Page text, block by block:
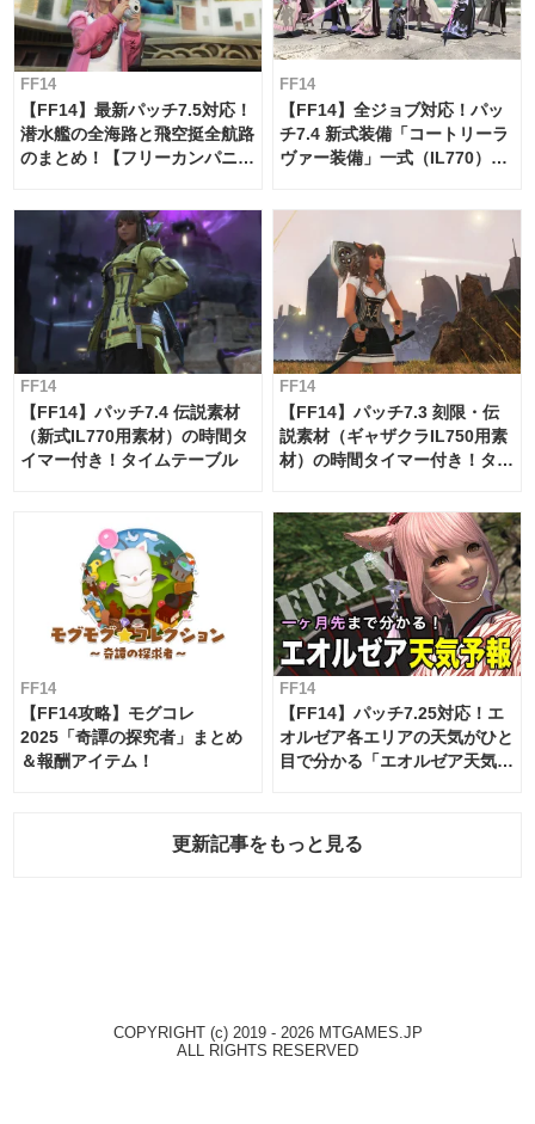
FF14
【FF14】最新パッチ7.5対応！
潜水艦の全海路と飛空挺全航路
のまとめ！【フリーカンパニ
FF14
【FF14】全ジョブ対応！パッ
チ7.4 新式装備「コートリーラ
ヴァー装備」一式（IL770）の
FF14
【FF14】パッチ7.4 伝説素材
（新式IL770用素材）の時間タ
イマー付き！タイムテーブル
FF14
【FF14】パッチ7.3 刻限・伝
説素材（ギャザクラIL750用素
材）の時間タイマー付き！タイ
FF14
【FF14攻略】モグコレ
2025「奇譚の探究者」まとめ
＆報酬アイテム！
FF14
【FF14】パッチ7.25対応！エ
オルゼア各エリアの天気がひと
目で分かる「エオルゼア天気予
更新記事をもっと見る
COPYRIGHT (c) 2019 - 2026 MTGAMES.JP
ALL RIGHTS RESERVED